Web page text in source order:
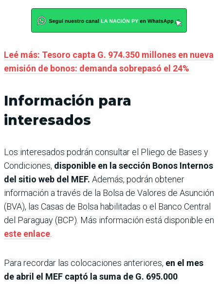
Leé más: Tesoro capta G. 974.350 millones en nueva
emisión de bonos: demanda sobrepasó el 24%
Información para
interesados
Los interesados podrán consultar el Pliego de Bases y
Condiciones, disponible en la sección Bonos Internos
del sitio web del MEF. Además, podrán obtener
información a través de la Bolsa de Valores de Asunción
(BVA), las Casas de Bolsa habilitadas o el Banco Central
del Paraguay (BCP). Más información está disponible en
este enlace
Para recordar las colocaciones anteriores, en el mes
de abril el MEF captó la suma de G. 695.000